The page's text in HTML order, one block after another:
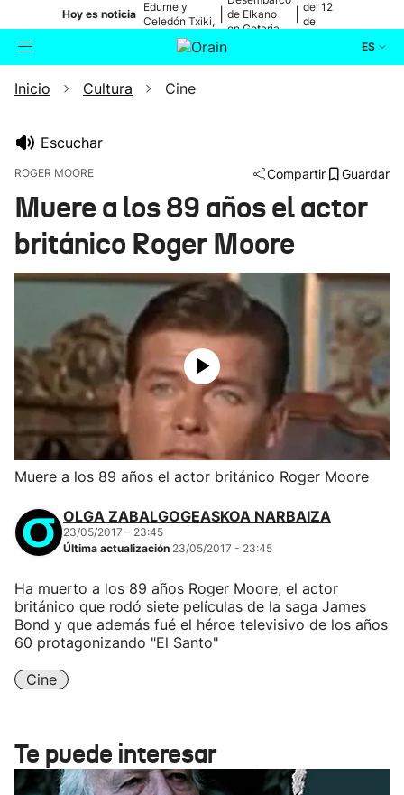
Hoy es noticia
Edurne y
Celedón Txiki,
en directo
de Elkano
en Getaria
del 12
de
ES
Buscador Actualidad
Ikusmiran
Eguraldia
Inicio Cultura Cine
Escuchar
ROGER MOORE Compartir Guardar
Muere a los 89 años el actor
británico Roger Moore
Muere a los 89 años el actor británico Roger Moore
OLGA ZABALGOGEASKOA NARBAIZA
23/05/2017 - 23:45
Última actualización 23/05/2017 - 23:45
Ha muerto a los 89 años Roger Moore, el actor
británico que rodó siete películas de la saga James
Bond y que además fué el héroe televisivo de los años
60 protagonizando "El Santo"
Cine
Te puede interesar